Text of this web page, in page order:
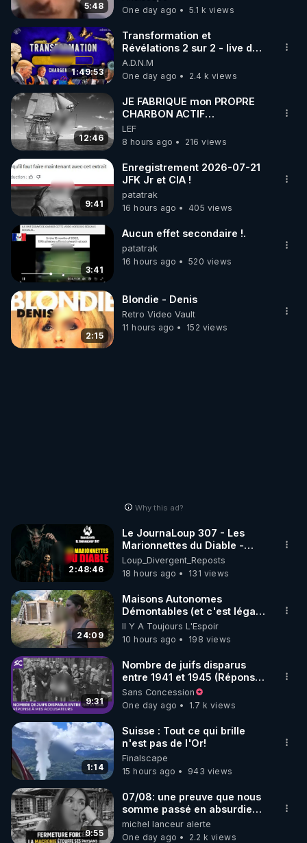
code : REGENERE10
▶ 30 jours gratuit sur l’application de méditation et
de bien-être ENVOL :
Rendez-vous sur https://www.envol.app/code
le code : REGENERE
5:48
One day ago
5.1 k views
1:49:53
Transformation et
Révélations 2 sur 2 - live du
07/08/26
A.D.N.M
One day ago
2.4 k views
12:46
JE FABRIQUE mon PROPRE
CHARBON ACTIF
GRATUITEMENT pour
Purifier mon EAU
LEF
8 hours ago
216 views
9:41
Enregistrement 2026-07-21
JFK Jr et CIA !
patatrak
16 hours ago
405 views
3:41
Aucun effet secondaire !.
patatrak
16 hours ago
520 views
2:15
Blondie - Denis
Retro Video Vault
11 hours ago
152 views
Why this ad?
2:48:46
Le JournaLoup 307 - Les
Marionnettes du Diable -
Loup Divergent 2026.08.07
Loup_Divergent_Reposts
18 hours ago
131 views
24:09
Maisons Autonomes
Démontables (et c'est légal).
Visite éco village en
Bretagne
Il Y A Toujours L'Espoir
10 hours ago
198 views
9:31
Nombre de juifs disparus
entre 1941 et 1945 (Réponse
à mes accusateurs)
Sans Concession
One day ago
1.7 k views
1:14
Suisse : Tout ce qui brille
n'est pas de l'Or!
Finalscape
15 hours ago
943 views
9:55
07/08: une preuve que nous
somme passé en absurdie
une dictature qui veut faire
taire ses opposant !
michel lanceur alerte
One day ago
2.2 k views